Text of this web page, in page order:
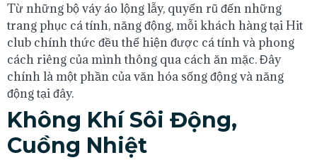
Từ những bộ váy áo lộng lẫy, quyến rũ đến những
trang phục cá tính, năng động, mỗi khách hàng tại Hit
club chính thức đều thể hiện được cá tính và phong
cách riêng của mình thông qua cách ăn mặc. Đây
chính là một phần của văn hóa sống động và năng
động tại đây.
Không Khí Sôi Động,
Cuồng Nhiệt